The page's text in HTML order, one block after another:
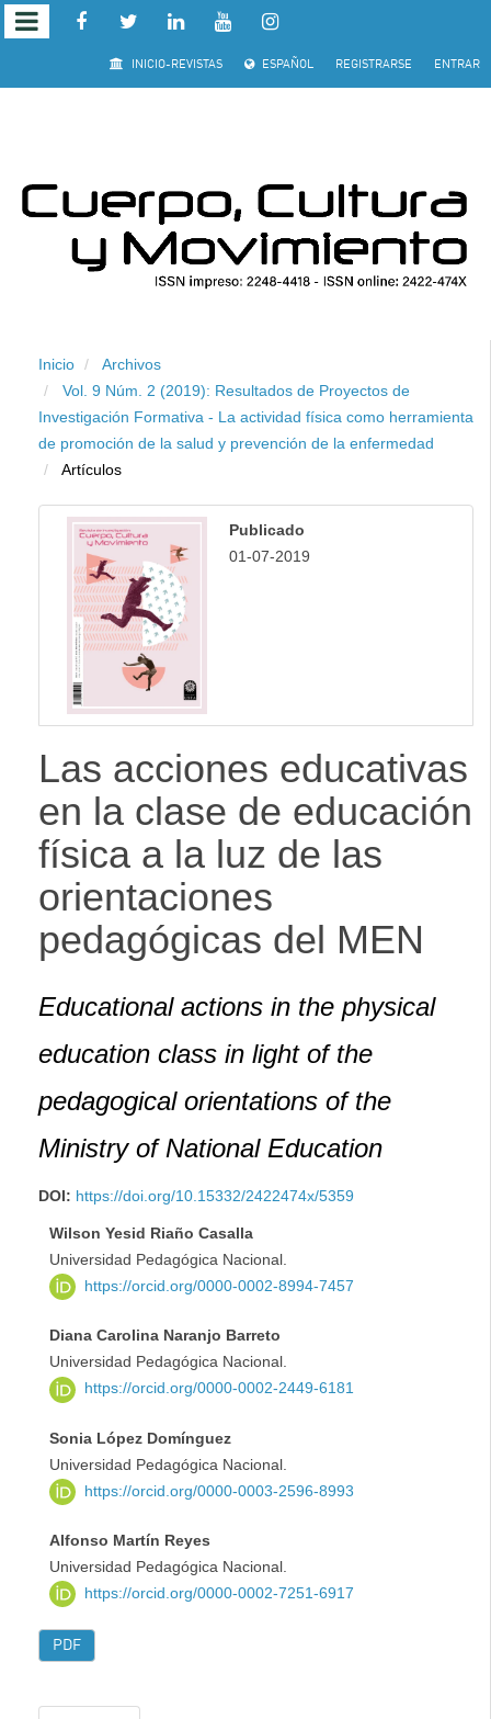
Salto
rápido
contenido
Navegación
principal
Contenido
principal
Barra
lateral
INICIO-REVISTAS ESPAÑOL REGISTRARSE ENTRAR
Inicio
Archivos
Vol. 9 Núm. 2 (2019): Resultados de Proyectos de
Investigación Formativa - La actividad física como herramienta
de promoción de la salud y prevención de la enfermedad
Artículos
Publicado
01-07-2019
Las acciones educativas
en la clase de educación
física a la luz de las
orientaciones
pedagógicas del MEN
Educational actions in the physical
education class in light of the
pedagogical orientations of the
Ministry of National Education
DOI: https://doi.org/10.15332/2422474x/5359
Wilson Yesid Riaño Casalla
Universidad Pedagógica Nacional.
https://orcid.org/0000-0002-8994-7457
Diana Carolina Naranjo Barreto
Universidad Pedagógica Nacional.
https://orcid.org/0000-0002-2449-6181
Sonia López Domínguez
Universidad Pedagógica Nacional.
https://orcid.org/0000-0003-2596-8993
Alfonso Martín Reyes
Universidad Pedagógica Nacional.
https://orcid.org/0000-0002-7251-6917
PDF